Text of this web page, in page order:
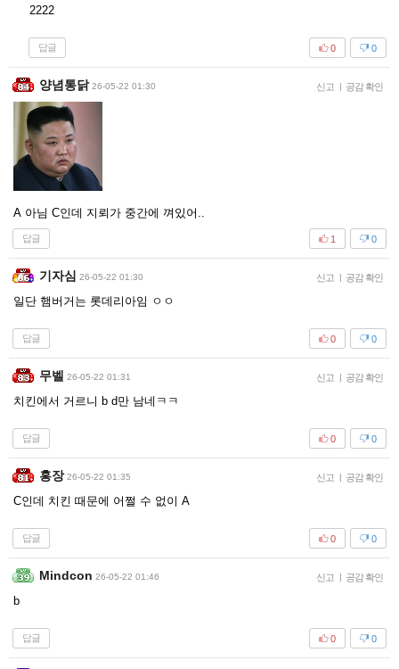
2222
답글 0
0
양념통닭 26-05-22 01:30 신고 | 공감 확인
A 아님 C인데 지뢰가 중간에 껴있어..
답글 0
1
기자심 26-05-22 01:30 신고 | 공감 확인
일단 햄버거는 롯데리아임 ㅇㅇ
답글 0
0
무벨 26-05-22 01:31 신고 | 공감 확인
치킨에서 거르니 b d만 남네ㅋㅋ
답글 0
0
홍장 26-05-22 01:35 신고 | 공감 확인
C인데 치킨 때문에 어쩔 수 없이 A
답글 0
0
Mindcon 26-05-22 01:46 신고 | 공감 확인
b
답글 0
0